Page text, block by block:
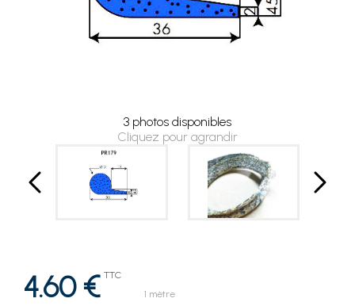
3 photos disponibles
Cliquez pour agrandir
4.60 € TTC
1 mètre